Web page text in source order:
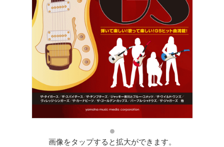
画像をタップすると拡大ができます。